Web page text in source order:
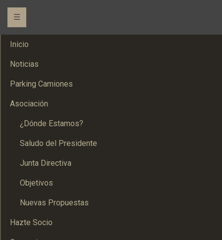
☰
Inicio
Noticias
Parking Camiones
Asociación
¿Dónde Estamos?
Saludo del Presidente
Junta Directiva
Objetivos
Nuevas Propuestas
Hazte Socio